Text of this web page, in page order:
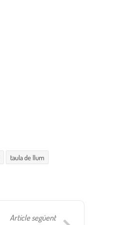
taula de llum
Article següent